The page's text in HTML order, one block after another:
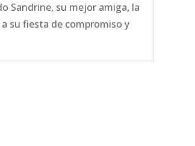
Sandrine, su mejor amiga, la
su fiesta de compromiso y